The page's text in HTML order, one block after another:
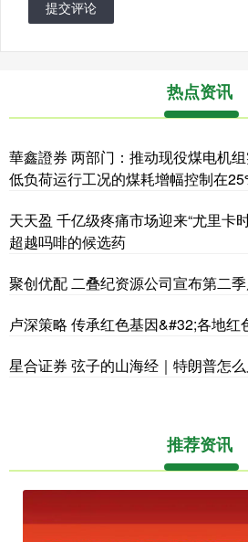
提交评论
热点资讯
華鑫證券 两部门：推动现役煤电机
低负荷运行工况的煤耗增幅控制在
天天盈 千亿级疼痛市场迎来“尤里卡
超越吗啡的候选药
聚创优配 二叠纪资源公司宣布第二
卢深策略 传承红色基因&#32;各地红
星合证券 弦子的山海经｜特朗普怎么
推荐资讯